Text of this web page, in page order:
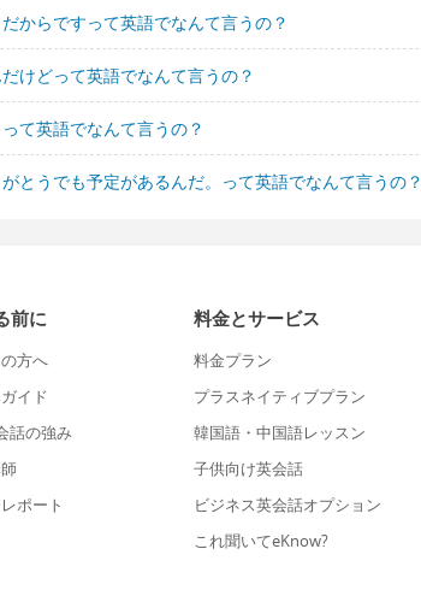
からですって英語でなんて言うの？
けどって英語でなんて言うの？
て英語でなんて言うの？
とうでも予定があるんだ。って英語でなんて言うの？
前に
方へ
イド
話の強み
ポート
料金とサービス
料金プラン
プラスネイティブプラン
韓国語・中国語レッスン
子供向け英会話
ビジネス英会話オプション
これ聞いてeKnow?